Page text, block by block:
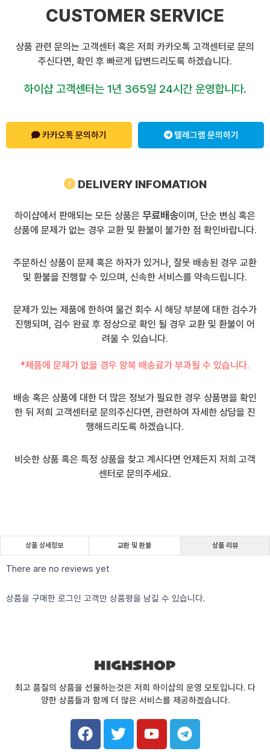
CUSTOMER SERVICE
상품 관련 문의는 고객센터 혹은 저희 카카오톡 고객센터로 문의
주신다면, 확인 후 빠르게 답변드리도록 하겠습니다.
하이샵 고객센터는 1년 365일 24시간 운영합니다.
카카오톡 문의하기 텔레그램 문의하기
DELIVERY INFOMATION
하이샵에서 판매되는 모든 상품은 무료배송이며, 단순 변심 혹은
상품에 문제가 없는 경우 교환 및 환불이 불가한 점 확인바랍니다.
주문하신 상품이 문제 혹은 하자가 있거나, 잘못 배송된 경우 교환
및 환불을 진행할 수 있으며, 신속한 서비스를 약속드립니다.
문제가 있는 제품에 한하여 물건 회수 시 해당 부분에 대한 검수가
진행되며, 검수 완료 후 정상으로 확인 될 경우 교환 및 환불이 어
려울 수 있습니다.
*제품에 문제가 없을 경우 왕복 배송료가 부과될 수 있습니다.
배송 혹은 상품에 대한 더 많은 정보가 필요한 경우 상품명을 확인
한 뒤 저희 고객센터로 문의주신다면, 관련하여 자세한 상담을 진
행해드리도록 하겠습니다.
비슷한 상품 혹은 특정 상품을 찾고 계시다면 언제든지 저희 고객
센터로 문의주세요.
상품 상세정보 교환 및 환불 상품 리뷰
There are no reviews yet
상품을 구매한 로그인 고객만 상품평을 남길 수 있습니다.
최고 품질의 상품을 선물하는것은 저희 하이샵의 운영 모토입니다. 다
양한 상품들과 함께 더 많은 서비스를 제공하겠습니다.
F
a
c
T
w
i
Y
o
u
T
e
l